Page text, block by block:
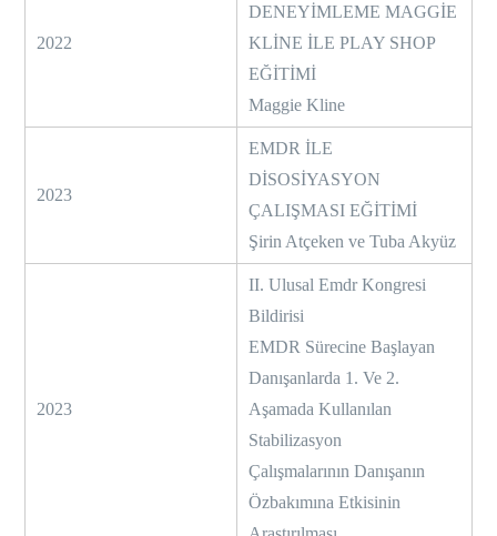
2022
DENEYİMLEME MAGGİE
KLİNE İLE PLAY SHOP
EĞİTİMİ
Maggie Kline
2023
EMDR İLE
DİSOSİYASYON
ÇALIŞMASI EĞİTİMİ
Şirin Atçeken ve Tuba Akyüz
2023
II. Ulusal Emdr Kongresi
Bildirisi
EMDR Sürecine Başlayan
Danışanlarda 1. Ve 2.
Aşamada Kullanılan
Stabilizasyon
Çalışmalarının Danışanın
Özbakımına Etkisinin